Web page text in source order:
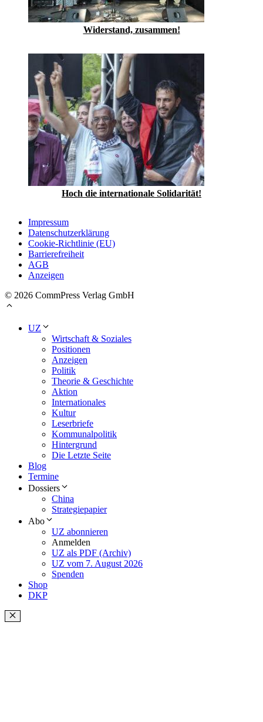
Widerstand, zusammen!
Hoch die internationale Solidarität!
Impressum
Datenschutzerklärung
Cookie-Richtlinie (EU)
Barrierefreiheit
AGB
Anzeigen
© 2026 CommPress Verlag GmbH
UZ
Wirtschaft & Soziales
Positionen
Anzeigen
Politik
Theorie & Geschichte
Aktion
Internationales
Kultur
Leserbriefe
Kommunalpolitik
Hintergrund
Die Letzte Seite
Blog
Termine
Dossiers
China
Strategiepapier
Abo
UZ abonnieren
Anmelden
UZ als PDF (Archiv)
UZ vom 7. August 2026
Spenden
Shop
DKP
Schließen